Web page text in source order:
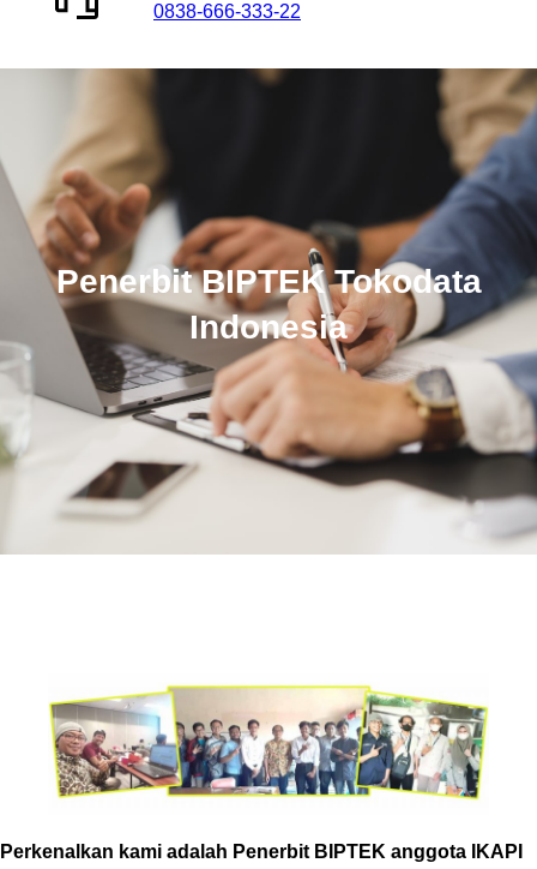
0838-666-333-22
Penerbit BIPTEK Tokodata
Indonesia
Perkenalkan kami adalah Penerbit BIPTEK anggota IKAPI